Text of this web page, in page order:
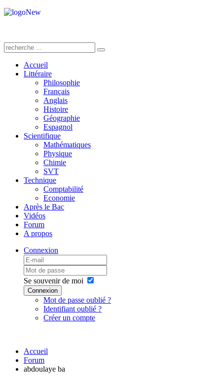
Accueil
Littéraire
Philosophie
Français
Anglais
Histoire
Géographie
Espagnol
Scientifique
Mathématiques
Physique
Chimie
SVT
Technique
Comptabilité
Economie
Après le Bac
Vidéos
Forum
A propos
Connexion
Se souvenir de moi
Connexion
Mot de passe oublié ?
Identifiant oublié ?
Créer un compte
Accueil
Forum
abdoulaye ba